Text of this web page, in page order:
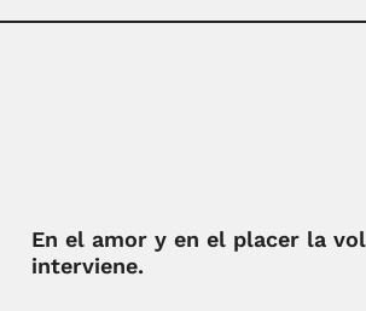
En el amor y en el placer la
interviene.